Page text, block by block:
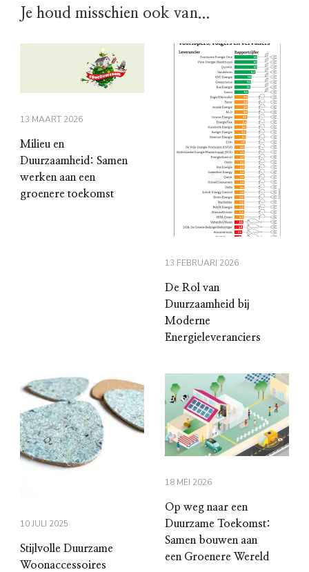
Je houd misschien ook van...
13 MAART 2026
Milieu en
Duurzaamheid: Samen
werken aan een
groenere toekomst
13 FEBRUARI 2026
De Rol van
Duurzaamheid bij
Moderne
Energieleveranciers
10 JULI 2025
Stijlvolle Duurzame
Woonaccessoires
18 MEI 2026
Op weg naar een
Duurzame Toekomst:
Samen bouwen aan
een Groenere Wereld